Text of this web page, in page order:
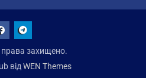
права захищено.
відWEN Themes